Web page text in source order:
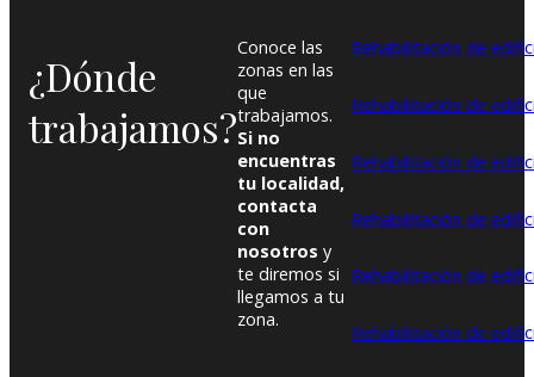
¿Dónde
trabajamos?
Conoce las
zonas en las
que
trabajamos.
Si no
encuentras
tu localidad,
contacta
con
nosotros y
te diremos si
llegamos a tu
zona.
Rehabilitación de
Rehabilitación de
Rehabilitación de
Rehabilitación de
Rehabilitación de
Rehabilitación de